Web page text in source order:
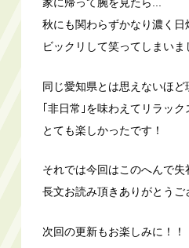
家に帰って腕を見たら...
秋にも関わらずかなり濃く日
ビックリして笑ってしまいま
同じ愛知県とは思えないほど
｢非日常｣を味わえてリラッ
とても楽しかったです！
それでは今回はこのへんで失
長文お読み頂きありがとうご
次回の更新もお楽しみに！！